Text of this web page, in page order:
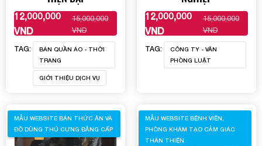
12,000,000
VND
15,000,000
VND
XEM THÊM
TAG:
BÁN QUẦN ÁO - THỜI
TRANG
GIỚI THIỆU DỊCH VỤ
12,000,000
VND
15,000,000
VND
XEM THÊM
TAG:
CÔNG TY - VĂN
PHÒNG LUẬT
MẪU WEBSITE BÁN THỨC ĂN VÀ
ĐỒ DÙNG THÚ CƯNG ĐẲNG CẤP
MẪU WEBSITE BỆNH VIỆN,
PHÒNG KHÁM TẠO CẢM GIÁC
THÂN THIỆN
Tài khoản đã được
cung cấp cho quý
1900 636 648